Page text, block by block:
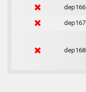
dep166
dep167
dep168